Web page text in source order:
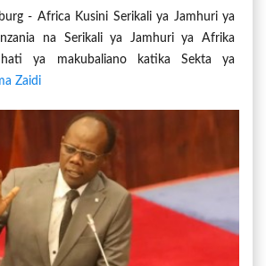
KATIKA SEKTA YA
- Africa Kusini Serikali ya Jamhuri ya
na Serikali ya Jamhuri ya Afrika
hati ya makubaliano katika Sekta ya
Zaidi